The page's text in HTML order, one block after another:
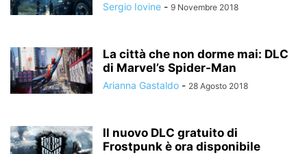
Sergio Iovine - 9 Novembre 2018
La città che non dorme mai: DLC
di Marvel’s Spider-Man
Arianna Gastaldo - 28 Agosto 2018
Il nuovo DLC gratuito di
Frostpunk è ora disponibile